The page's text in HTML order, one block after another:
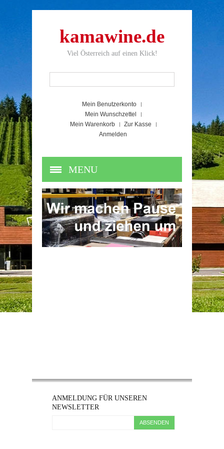
kamawine.de
Viel Österreich auf einen Klick!
Mein Benutzerkonto
Mein Wunschzettel
Mein Warenkorb
Zur Kasse
Anmelden
MENU
ANMELDUNG FÜR UNSEREN
NEWSLETTER
ABSENDEN